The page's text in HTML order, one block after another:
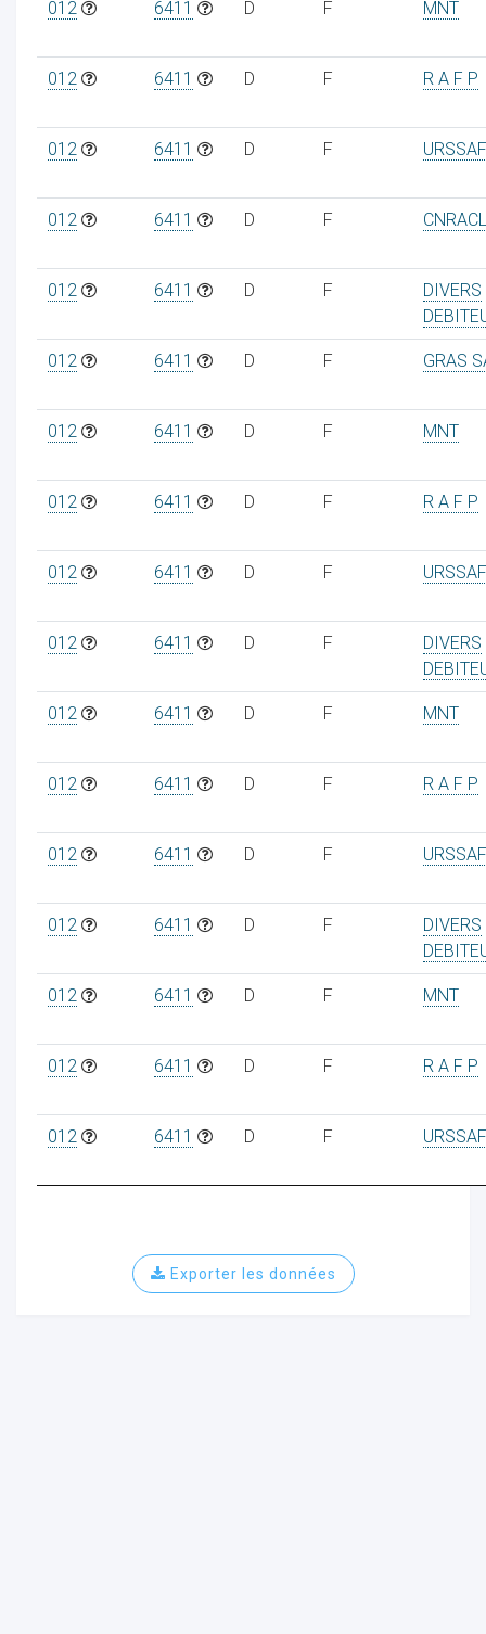
012 6411 D F MNT
012 6411 D F R A F P
012 6411 D F
012 6411 D F CNRACL
012 6411 D F
DIVERS
012 6411 D F GRAS
012 6411 D F MNT
012 6411 D F R A F P
012 6411 D F
012 6411 D F
DIVERS
012 6411 D F MNT
012 6411 D F R A F P
012 6411 D F
012 6411 D F
DIVERS
012 6411 D F MNT
012 6411 D F R A F P
012 6411 D F
Exporter les données